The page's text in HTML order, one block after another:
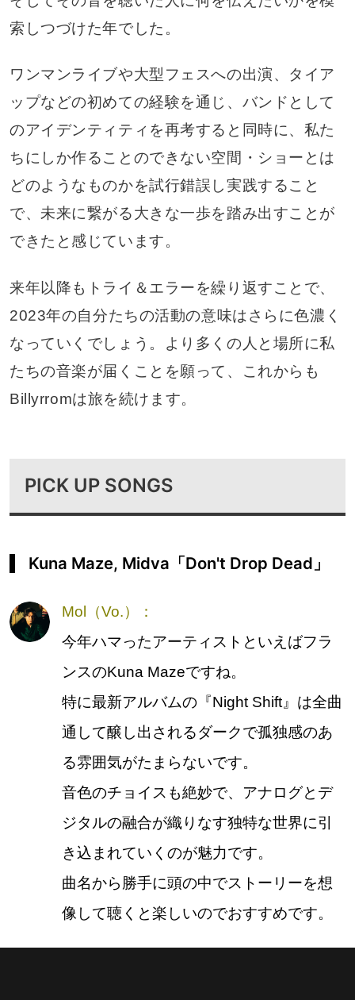
索しつづけた年でした。
ワンマンライブや大型フェスへの出演、タイア
ップなどの初めての経験を通じ、バンドとして
のアイデンティティを再考すると同時に、私た
ちにしか作ることのできない空間・ショーとは
どのようなものかを試行錯誤し実践すること
で、未来に繋がる大きな一歩を踏み出すことが
できたと感じています。
来年以降もトライ＆エラーを繰り返すことで、
2023年の自分たちの活動の意味はさらに色濃く
なっていくでしょう。より多くの人と場所に私
たちの音楽が届くことを願って、これからも
Billyrromは旅を続けます。
PICK UP SONGS
Kuna Maze, Midva「Don't Drop Dead」
Mol（Vo.）：
今年ハマったアーティストといえばフラ
ンスのKuna Mazeですね。
特に最新アルバムの『Night Shift』は全曲
通して醸し出されるダークで孤独感のあ
る雰囲気がたまらないです。
音色のチョイスも絶妙で、アナログとデ
ジタルの融合が織りなす独特な世界に引
き込まれていくのが魅力です。
曲名から勝手に頭の中でストーリーを想
像して聴くと楽しいのでおすすめです。